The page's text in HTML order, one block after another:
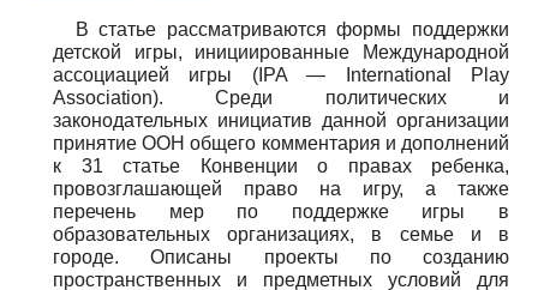
В статье рассматриваются формы поддержки
детской игры, инициированные Международной
ассоциацией игры (IPA — International
Play
Association).Среди политических и
законодательных инициатив данной организации
принятие ООН общего комментария и дополнений
к 31 статье Конвенции о правах ребенка,
провозглашающей право на игру, а также
перечень мер по поддержке игры в
образовательных организациях, в семье и в
городе. Описаны проекты по созданию
пространственных и предметных условий для